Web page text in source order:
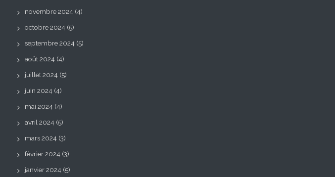
novembre 2024 (4)
octobre 2024 (5)
septembre 2024 (5)
août 2024 (4)
juillet 2024 (5)
juin 2024 (4)
mai 2024 (4)
avril 2024 (5)
mars 2024 (3)
février 2024 (3)
janvier 2024 (5)